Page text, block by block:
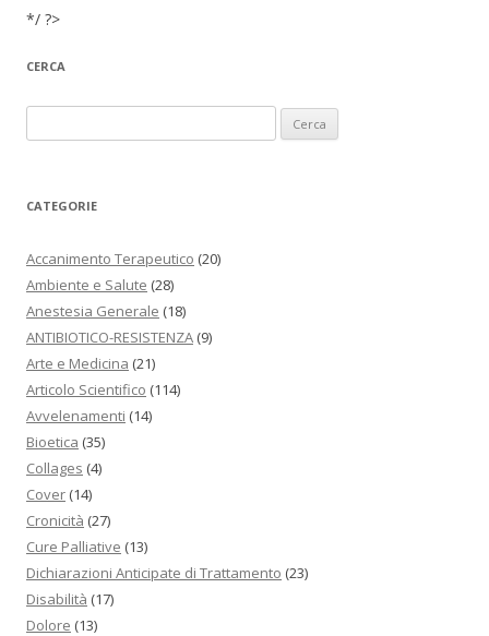
*/ ?>
CERCA
CATEGORIE
Accanimento Terapeutico (20)
Ambiente e Salute (28)
Anestesia Generale (18)
ANTIBIOTICO-RESISTENZA (9)
Arte e Medicina (21)
Articolo Scientifico (114)
Avvelenamenti (14)
Bioetica (35)
Collages (4)
Cover (14)
Cronicità (27)
Cure Palliative (13)
Dichiarazioni Anticipate di Trattamento (23)
Disabilità (17)
Dolore (13)